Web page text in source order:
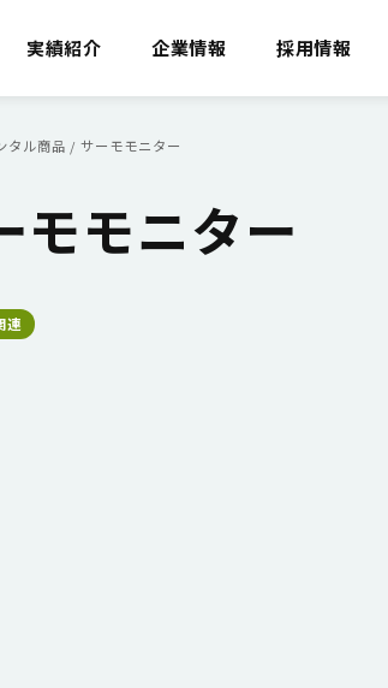
実績紹介 企業情報 採用情報
タル商品 /サーモモニター
モモニター
連